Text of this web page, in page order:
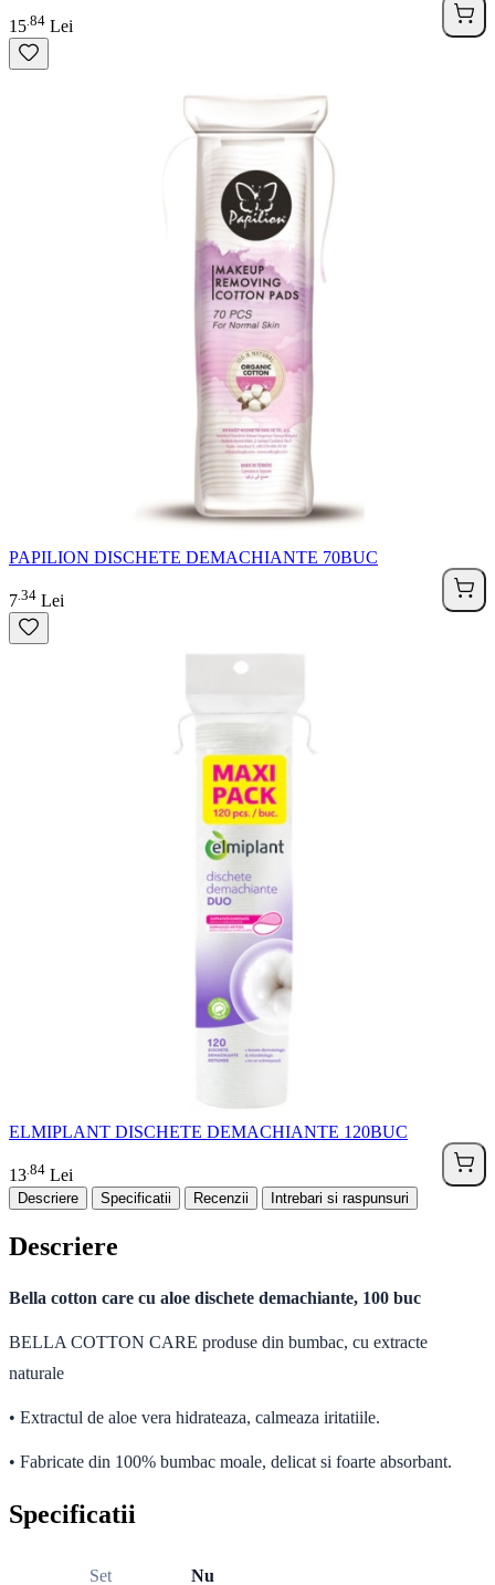
15 84 Lei
PAPILION DISCHETE DEMACHIANTE 70BUC
7 34 Lei
ELMIPLANT DISCHETE DEMACHIANTE 120BUC
13 84 Lei
Descriere Specificatii Recenzii Intrebari si raspunsuri
Descriere
Bella cotton care cu aloe dischete demachiante, 100 buc
BELLA COTTON CARE produse din bumbac, cu extracte
naturale
• Extractul de aloe vera hidrateaza, calmeaza iritatiile.
• Fabricate din 100% bumbac moale, delicat si foarte absorbant.
Specificatii
Set Nu